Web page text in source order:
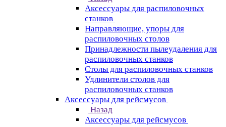
Аксессуары для распиловочных
станков
Направляющие, упоры для
распиловочных столов
Принадлежности пылеудаления для
распиловочных станков
Столы для распиловочных станков
Удлинители столов для
распиловочных станков
Аксессуары для рейсмусов
Назад
Аксессуары для рейсмусов